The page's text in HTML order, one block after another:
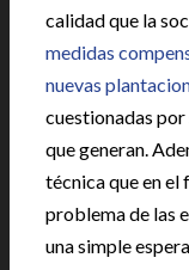
calidad que la
medidas
nuevas
cuestionadas
que generan.
técnica que en el
problema de las
una simple